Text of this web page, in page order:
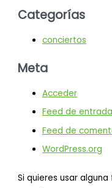
Categorías
conciertos
Meta
Acceder
Feed de
Feed de
WordPress.org
Si quieres usar